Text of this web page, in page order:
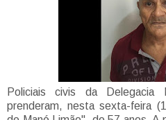
Policiais civis da Delegacia
prenderam, nesta sexta-feira